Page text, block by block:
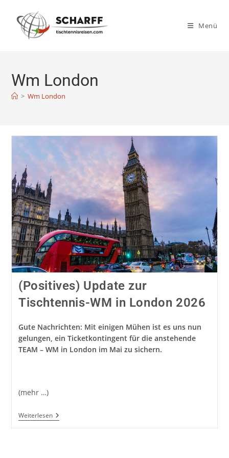
Inhalt
springen
Menü
Wm London
> Wm London
(Positives) Update zur
Tischtennis-WM in London 2026
Gute Nachrichten: Mit einigen Mühen ist es uns nun
gelungen, ein Ticketkontingent für die anstehende
TEAM – WM in London im Mai zu sichern.
(mehr …)
Weiterlesen(Positives)
Update